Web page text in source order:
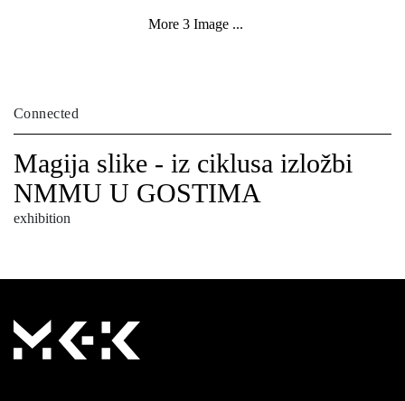
More 3 Image ...
Connected
Magija slike - iz ciklusa izložbi
NMMU U GOSTIMA
exhibition